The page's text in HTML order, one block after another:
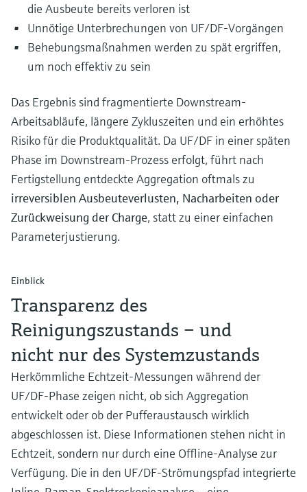
die Ausbeute bereits verloren ist
Unnötige Unterbrechungen von UF/DF-Vorgängen
Behebungsmaßnahmen werden zu spät ergriffen,
um noch effektiv zu sein
Das Ergebnis sind fragmentierte Downstream-
Arbeitsabläufe, längere Zykluszeiten und ein erhöhtes
Risiko für die Produktqualität. Da UF/DF in einer späten
Phase im Downstream-Prozess erfolgt, führt nach
Fertigstellung entdeckte Aggregation oftmals zu
irreversiblen Ausbeuteverlusten, Nacharbeiten oder
Zurückweisung der Charge, statt zu einer einfachen
Parameterjustierung.
Einblick
Transparenz des
Reinigungszustands – und
nicht nur des Systemzustands
Herkömmliche Echtzeit-Messungen während der
UF/DF-Phase zeigen nicht, ob sich Aggregation
entwickelt oder ob der Pufferaustausch wirklich
abgeschlossen ist. Diese Informationen stehen nicht in
Echtzeit, sondern nur durch eine Offline-Analyse zur
Verfügung. Die in den UF/DF-Strömungspfad integrierte